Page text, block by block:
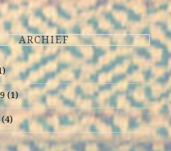
ARCHIEF
(1)
(4)